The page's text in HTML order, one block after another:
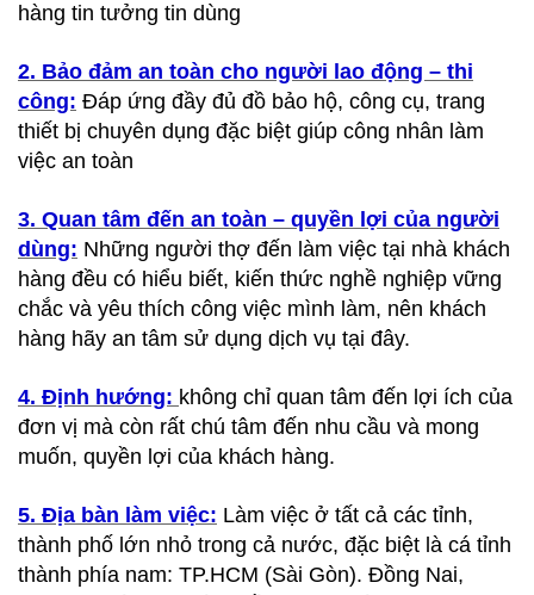
hàng tin tưởng tin dùng
2. Bảo đảm an toàn cho người lao động – thi
công: Đáp ứng đầy đủ đồ bảo hộ, công cụ, trang
thiết bị chuyên dụng đặc biệt giúp công nhân làm
việc an toàn
3. Quan tâm đến an toàn – quyền lợi của người
dùng: Những người thợ đến làm việc tại nhà khách
hàng đều có hiểu biết, kiến thức nghề nghiệp vững
chắc và yêu thích công việc mình làm, nên khách
hàng hãy an tâm sử dụng dịch vụ tại đây.
4. Định hướng: không chỉ quan tâm đến lợi ích của
đơn vị mà còn rất chú tâm đến nhu cầu và mong
muốn, quyền lợi của khách hàng.
5. Địa bàn làm việc: Làm việc ở tất cả các tỉnh,
thành phố lớn nhỏ trong cả nước, đặc biệt là cá tỉnh
thành phía nam: TP.HCM (Sài Gòn). Đồng Nai,